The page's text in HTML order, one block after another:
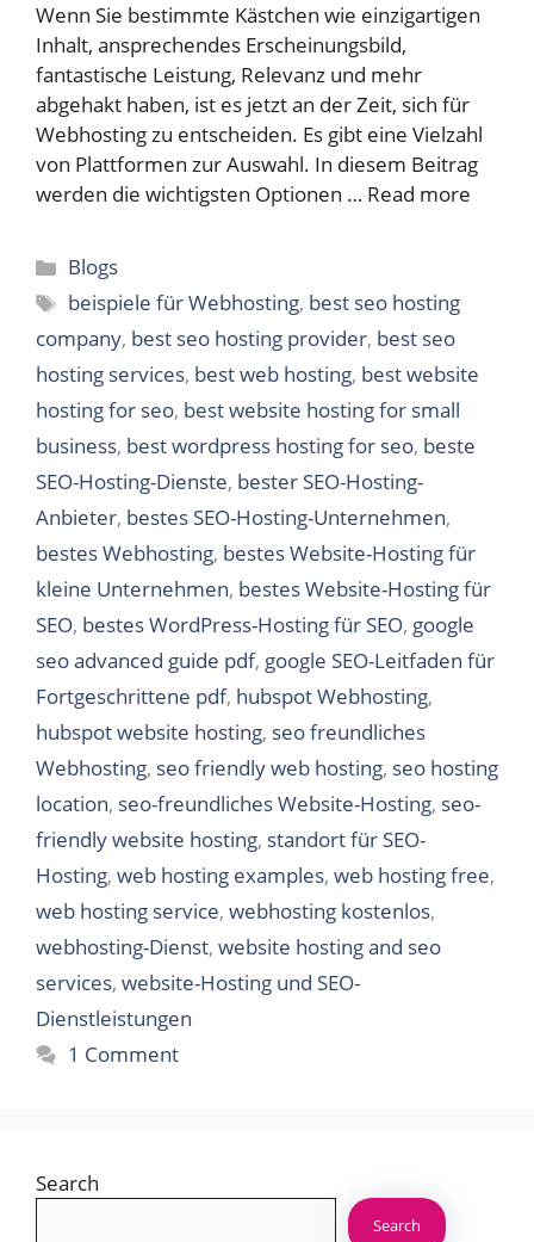
Wenn Sie bestimmte Kästchen wie einzigartigen
Inhalt, ansprechendes Erscheinungsbild,
fantastische Leistung, Relevanz und mehr
abgehakt haben, ist es jetzt an der Zeit, sich für
Webhosting zu entscheiden. Es gibt eine Vielzahl
von Plattformen zur Auswahl. In diesem Beitrag
werden die wichtigsten Optionen … Read more
Categories
Blogs
Tags
beispiele für Webhosting, best seo hosting
company, best seo hosting provider, best seo
hosting services, best web hosting, best website
hosting for seo, best website hosting for small
business, best wordpress hosting for seo, beste
SEO-Hosting-Dienste, bester SEO-Hosting-
Anbieter, bestes SEO-Hosting-Unternehmen,
bestes Webhosting, bestes Website-Hosting für
kleine Unternehmen, bestes Website-Hosting für
SEO, bestes WordPress-Hosting für SEO, google
seo advanced guide pdf, google SEO-Leitfaden für
Fortgeschrittene pdf, hubspot Webhosting,
hubspot website hosting, seo freundliches
Webhosting, seo friendly web hosting, seo hosting
location, seo-freundliches Website-Hosting, seo-
friendly website hosting, standort für SEO-
Hosting, web hosting examples, web hosting free,
web hosting service, webhosting kostenlos,
webhosting-Dienst, website hosting and seo
services, website-Hosting und SEO-
Dienstleistungen
1 Comment
Search
Search